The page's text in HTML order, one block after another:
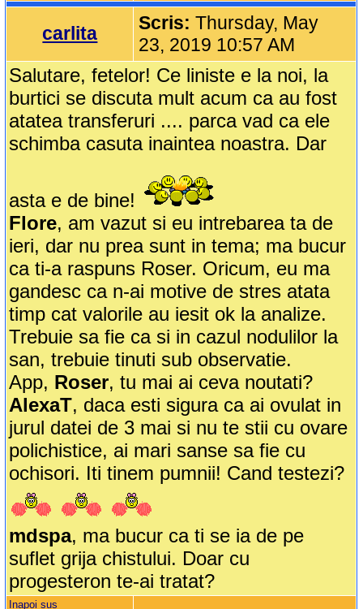
carlita Scris:Thursday, May
23, 2019 10:57 AM
Salutare, fetelor! Ce liniste e la noi, la
burtici se discuta mult acum ca au fost
atatea transferuri .... parca vad ca ele
schimba casuta inaintea noastra. Dar
asta e de bine!
Flore, am vazut si eu intrebarea ta de
ieri, dar nu prea sunt in tema; ma bucur
ca ti-a raspuns Roser. Oricum, eu ma
gandesc ca n-ai motive de stres atata
timp cat valorile au iesit ok la analize.
Trebuie sa fie ca si in cazul nodulilor la
san, trebuie tinuti sub observatie.
App, Roser, tu mai ai ceva noutati?
AlexaT, daca esti sigura ca ai ovulat in
jurul datei de 3 mai si nu te stii cu ovare
polichistice, ai mari sanse sa fie cu
ochisori. Iti tinem pumnii! Cand testezi?
mdspa, ma bucur ca ti se ia de pe
suflet grija chistului. Doar cu
progesteron te-ai tratat?
Inapoi sus